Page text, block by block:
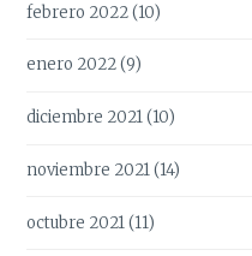
febrero 2022(10)
enero 2022(9)
diciembre 2021(10)
noviembre 2021(14)
octubre 2021(11)